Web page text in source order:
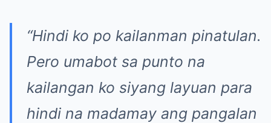
“Hindi ko po kailanman pinatulan.
Pero umabot sa punto na
kailangan ko siyang layuan para
hindi na madamay ang pangalan